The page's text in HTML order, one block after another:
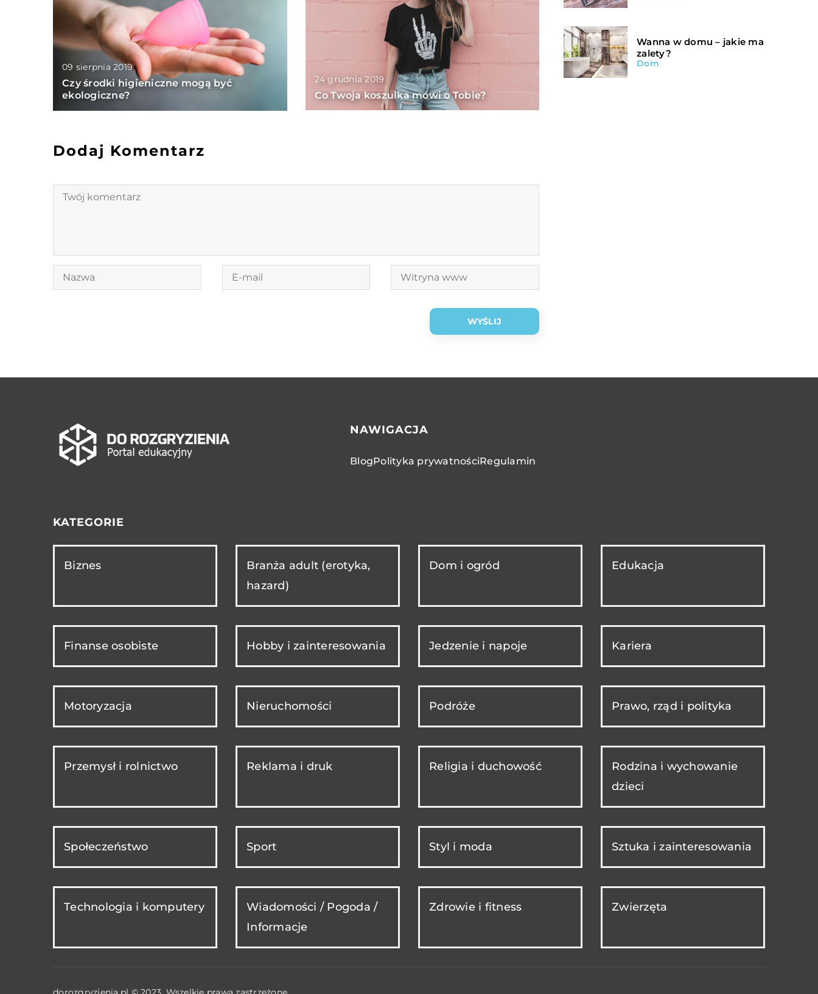
09 sierpnia 2019
Czy środki higieniczne mogą być
ekologiczne?
24 grudnia 2019
Co Twoja koszulka mówi o Tobie?
Dodaj Komentarz
Wanna w domu – jakie ma
zalety?
Dom
NAWIGACJA
BlogPolityka prywatnościRegulamin
KATEGORIE
Biznes
Branża adult (erotyka,
hazard)
Dom i ogród Edukacja
Finanse osobiste Hobby i zainteresowania Jedzenie i napoje Kariera
Motoryzacja Nieruchomości Podróże Prawo, rząd i polityka
Przemysł i rolnictwo Reklama i druk Religia i duchowość
Rodzina i wychowanie
dzieci
Społeczeństwo Sport Styl i moda Sztuka i zainteresowania
Technologia i komputery
Wiadomości / Pogoda /
Informacje
Zdrowie i fitness Zwierzęta